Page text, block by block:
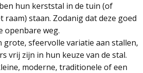
hun kerststal in de tuin (of
raam) staan. Zodanig dat deze goed
openbare weg.
grote, sfeervolle variatie aan stallen,
vrij zijn in hun keuze van de stal.
moderne, traditionele of een